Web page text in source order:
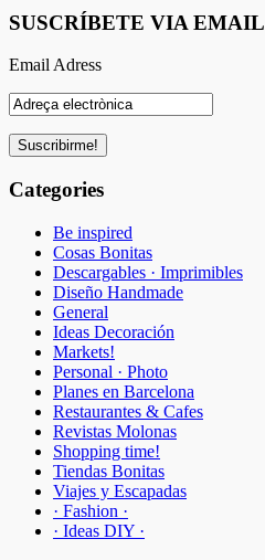
SUSCRÍBETE VIA EMAIL
Email Adress
Categories
Be inspired
Cosas Bonitas
Descargables · Imprimibles
Diseño Handmade
General
Ideas Decoración
Markets!
Personal · Photo
Planes en Barcelona
Restaurantes & Cafes
Revistas Molonas
Shopping time!
Tiendas Bonitas
Viajes y Escapadas
· Fashion ·
· Ideas DIY ·